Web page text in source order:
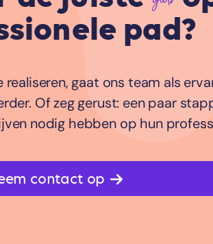
pad?
gaat ons team als
Of zeg gerust: een paar
nodig hebben op hun
contact op